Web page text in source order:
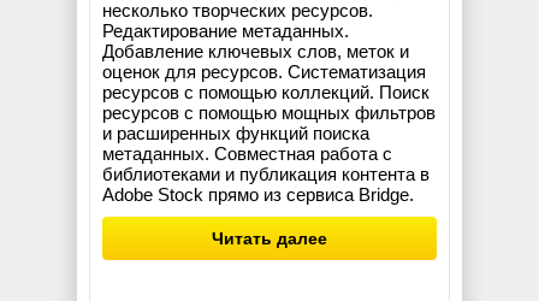
несколько творческих ресурсов.
Редактирование метаданных.
Добавление ключевых слов, меток и
оценок для ресурсов. Систематизация
ресурсов с помощью коллекций. Поиск
ресурсов с помощью мощных фильтров
и расширенных функций поиска
метаданных. Совместная работа с
библиотеками и публикация контента в
Adobe Stock прямо из сервиса Bridge.
Читать далее